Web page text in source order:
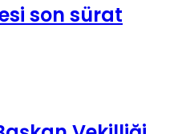
son sürat